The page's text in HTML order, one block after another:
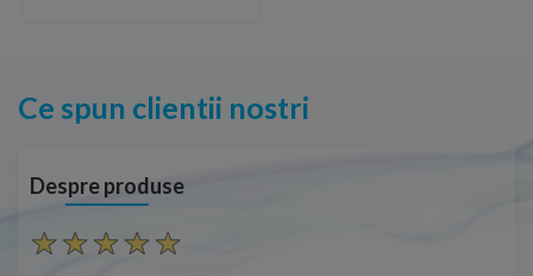
Ce spun clientii nostri
Despre produse